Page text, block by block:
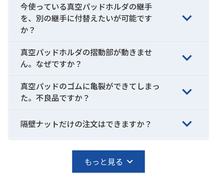
今使っている真空パッドホルダの継手
を、別の継手に付替えたいが可能です
か？
真空パッドホルダの摺動部が動きませ
ん。なぜですか？
真空パッドのゴムに亀裂ができてしまっ
た。不良品ですか？
隔壁ナットだけの注文はできますか？
もっと見る